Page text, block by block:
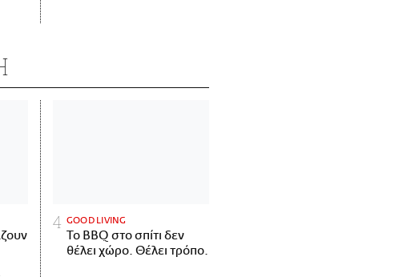
GOOD LIVING
Το BBQ στο σπίτι δεν
θέλει χώρο. Θέλει τρόπο.